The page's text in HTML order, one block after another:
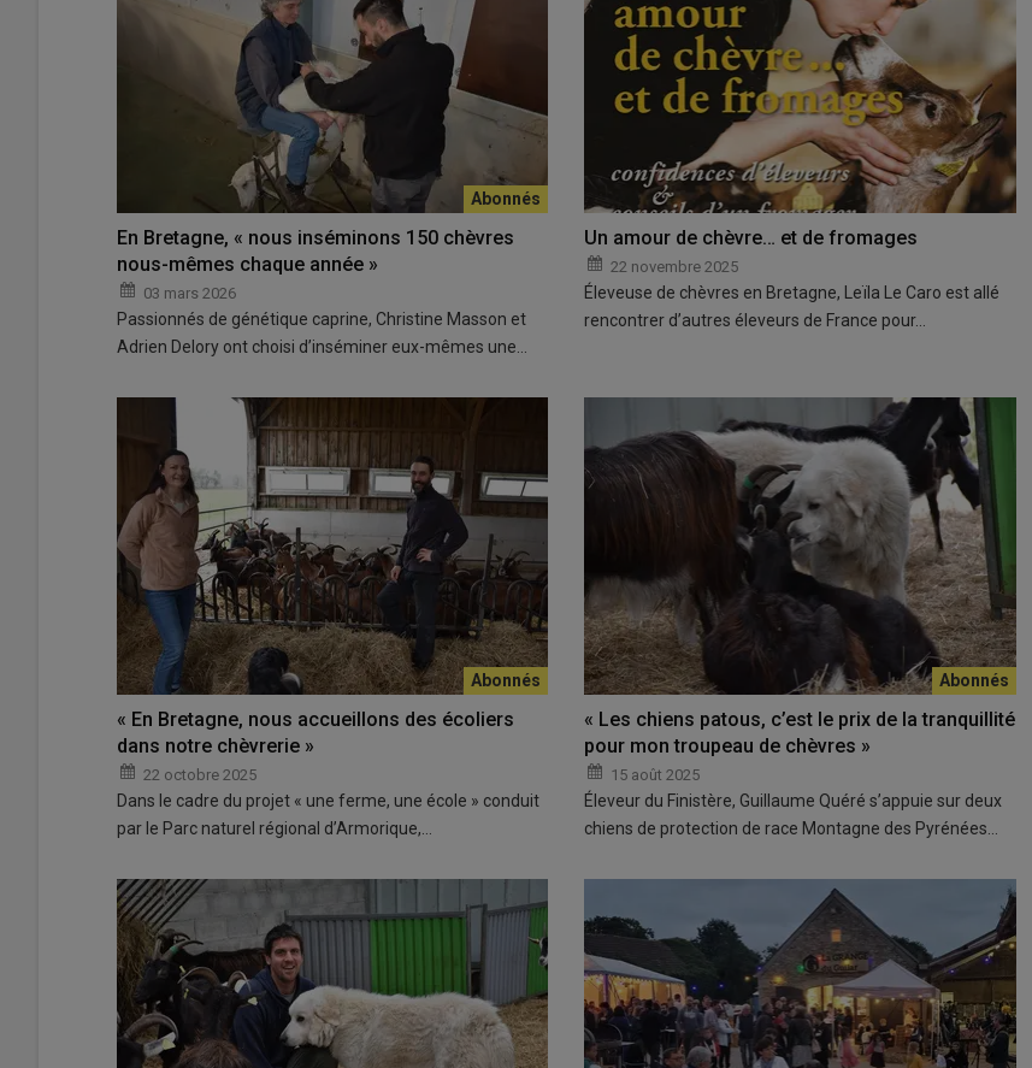
En Bretagne, « nous inséminons 150 chèvres
nous-mêmes chaque année »
03 mars 2026
Passionnés de génétique caprine, Christine Masson et
Adrien Delory ont choisi d’inséminer eux-mêmes une…
Un amour de chèvre… et de fromages
22 novembre 2025
Éleveuse de chèvres en Bretagne, Leïla Le Caro est allé
rencontrer d’autres éleveurs de France pour…
« En Bretagne, nous accueillons des écoliers
dans notre chèvrerie »
22 octobre 2025
Dans le cadre du projet « une ferme, une école » conduit
par le Parc naturel régional d’Armorique,…
« Les chiens patous, c’est le prix de la tranquillité
pour mon troupeau de chèvres »
15 août 2025
Éleveur du Finistère, Guillaume Quéré s’appuie sur deux
chiens de protection de race Montagne des Pyrénées…